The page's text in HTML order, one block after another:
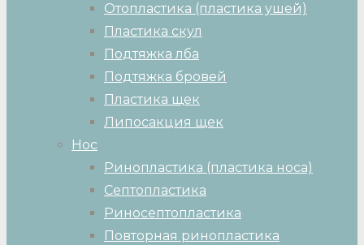
Отопластика (пластика ушей)
Пластика скул
Подтяжка лба
Подтяжка бровей
Пластика щек
Липосакция щек
Нос
Ринопластика (пластика носа)
Септопластика
Риносептопластика
Повторная ринопластика